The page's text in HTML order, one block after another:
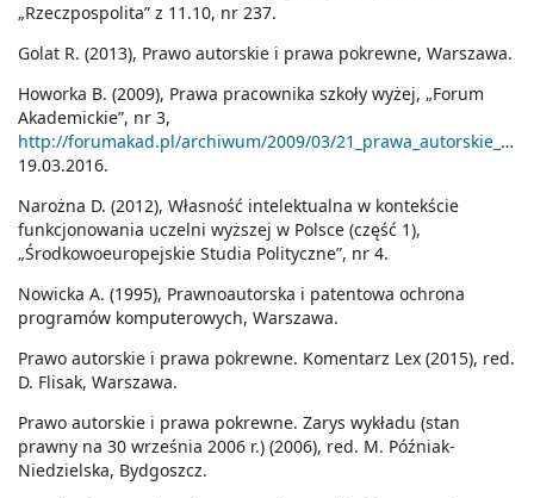
„Rzeczpospolita” z 11.10, nr 237.
Golat R. (2013), Prawo autorskie i prawa pokrewne, Warszawa.
Howorka B. (2009), Prawa pracownika szkoły wyżej, „Forum
Akademickie”, nr 3,
http://forumakad.pl/archiwum/2009/03/21_prawa_autorskie_pracownika_szkoly_wyzszej.html
19.03.2016.
Narożna D. (2012), Własność intelektualna w kontekście
funkcjonowania uczelni wyższej w Polsce (część 1),
„Środkowoeuropejskie Studia Polityczne”, nr 4.
Nowicka A. (1995), Prawnoautorska i patentowa ochrona
programów komputerowych, Warszawa.
Prawo autorskie i prawa pokrewne. Komentarz Lex (2015), red.
D. Flisak, Warszawa.
Prawo autorskie i prawa pokrewne. Zarys wykładu (stan
prawny na 30 września 2006 r.) (2006), red. M. Późniak-
Niedzielska, Bydgoszcz.